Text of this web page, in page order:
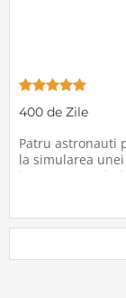
400 de Zile
Patru astronauti
la simularea
in care sunt
psihologice pe
calatoria in
mentala a